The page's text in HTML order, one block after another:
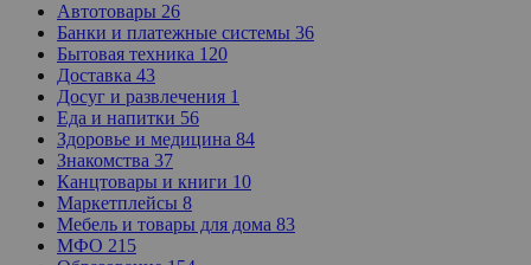
Автотовары 26
Банки и платежные системы 36
Бытовая техника 120
Доставка 43
Досуг и развлечения 1
Еда и напитки 56
Здоровье и медицина 84
Знакомства 37
Канцтовары и книги 10
Маркетплейсы 8
Мебель и товары для дома 83
МФО 215